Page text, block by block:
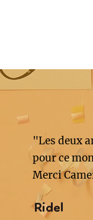
"Les deux
pour ce
Merci
Ridel